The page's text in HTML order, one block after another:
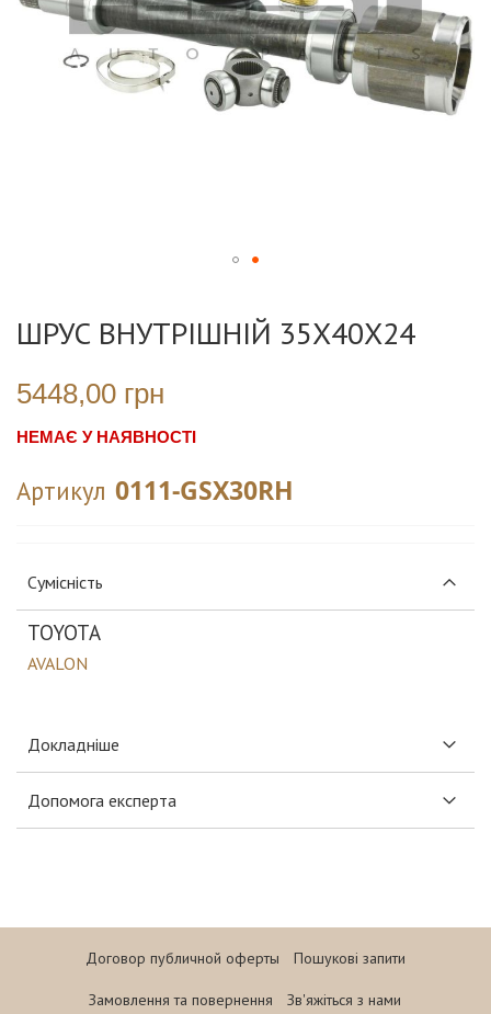
початку
зображень
ШРУС ВНУТРІШНІЙ 35X40X24
5448,00 грн
НЕМАЄ У НАЯВНОСТІ
Артикул 0111-GSX30RH
Сумісність
TOYOTA
AVALON
Докладніше
Допомога експерта
Договор публичной оферты Пошукові запити
Замовлення та повернення Зв'яжіться з нами